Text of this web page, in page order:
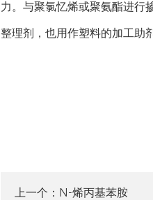
力。与聚氯忆烯或聚氨酯进行
整理剂，也用作塑料的加工助
上一个： N-烯丙基苯胺